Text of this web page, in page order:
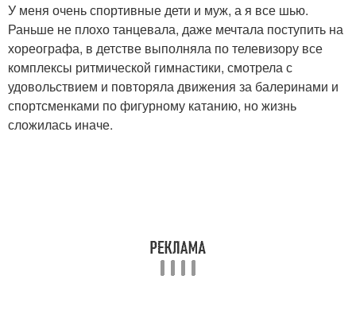
У меня очень спортивные дети и муж, а я все шью.
Раньше не плохо танцевала, даже мечтала поступить на
хореографа, в детстве выполняла по телевизору все
комплексы ритмической гимнастики, смотрела с
удовольствием и повторяла движения за балеринами и
спортсменками по фигурному катанию, но жизнь
сложилась иначе.